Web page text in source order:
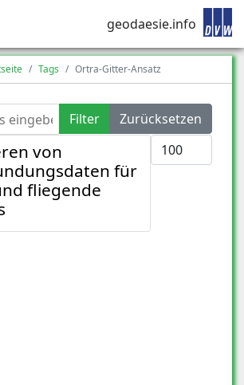
geodaesie.info
Tags Ortra-Gitter-Ansatz
Filter
Zurücksetzen
Anzeige #
von
für
fliegende